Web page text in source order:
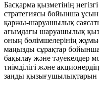
Басқарма қызметінің
стратегиясы бойынша
қаржы-шаруашылық
ағымдағы шаруашылық
оның бөлімшелерінің
маңызды сұрақтар
бақылау және тәуекелдер
тиімділігі және
заңды қызығушылықтарын